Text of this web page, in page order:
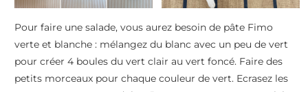
Pour faire une salade, vous aurez besoin de pâte Fimo
verte et blanche : mélangez du blanc avec un peu de vert
pour créer 4 boules du vert clair au vert foncé. Faire des
petits morceaux pour chaque couleur de vert. Ecrasez les